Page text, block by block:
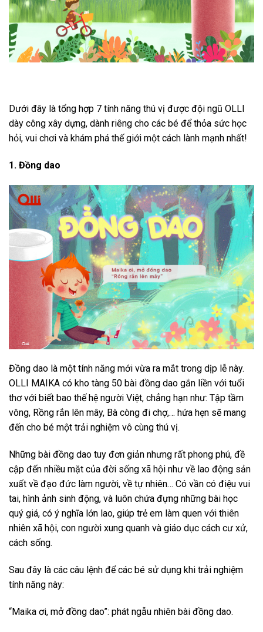
Dưới đây là tổng hợp 7 tính năng thú vị được đội ngũ OLLI
dày công xây dựng, dành riêng cho các bé để thỏa sức học
hỏi, vui chơi và khám phá thế giới một cách lành mạnh nhất!
1. Đồng dao
Đồng dao là một tính năng mới vừa ra mắt trong dịp lễ này.
OLLI MAIKA có kho tàng 50 bài đồng dao gắn liền với tuổi
thơ với biết bao thế hệ người Việt, chẳng hạn như: Tập tầm
vông, Rồng rắn lên mây, Bà còng đi chợ,… hứa hẹn sẽ mang
đến cho bé một trải nghiệm vô cùng thú vị.
Những bài đồng dao tuy đơn giản nhưng rất phong phú, đề
cập đến nhiều mặt của đời sống xã hội như về lao động sản
xuất về đạo đức làm người, về tự nhiên… Có vần có điệu vui
tai, hình ảnh sinh động, và luôn chứa đựng những bài học
quý giá, có ý nghĩa lớn lao, giúp trẻ em làm quen với thiên
nhiên xã hội, con người xung quanh và giáo dục cách cư xử,
cách sống.
Sau đây là các câu lệnh để các bé sử dụng khi trải nghiệm
tính năng này:
“Maika ơi, mở đồng dao”: phát ngẫu nhiên bài đồng dao.